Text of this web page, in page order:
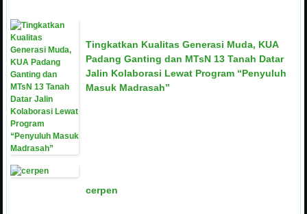
Tingkatkan Kualitas Generasi Muda, KUA
Padang Ganting dan MTsN 13 Tanah Datar
Jalin Kolaborasi Lewat Program “Penyuluh
Masuk Madrasah”
cerpen